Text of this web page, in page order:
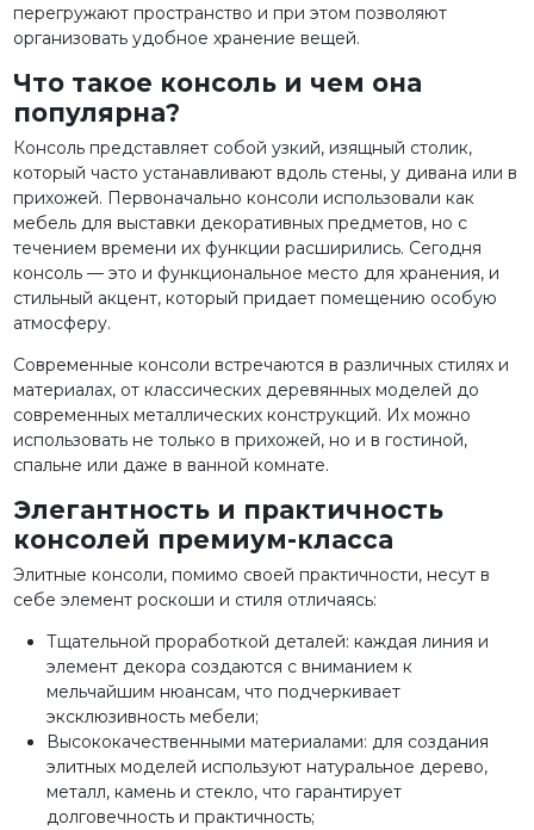
перегружают пространство и при этом позволяют
организовать удобное хранение вещей.
Что такое консоль и чем она
популярна?
Консоль представляет собой узкий, изящный столик,
который часто устанавливают вдоль стены, у дивана или в
прихожей. Первоначально консоли использовали как
мебель для выставки декоративных предметов, но с
течением времени их функции расширились. Сегодня
консоль — это и функциональное место для хранения, и
стильный акцент, который придает помещению особую
атмосферу.
Современные консоли встречаются в различных стилях и
материалах, от классических деревянных моделей до
современных металлических конструкций. Их можно
использовать не только в прихожей, но и в гостиной,
спальне или даже в ванной комнате.
Элегантность и практичность
консолей премиум-класса
Элитные консоли, помимо своей практичности, несут в
себе элемент роскоши и стиля отличаясь:
Тщательной проработкой деталей: каждая линия и
элемент декора создаются с вниманием к
мельчайшим нюансам, что подчеркивает
эксклюзивность мебели;
Высококачественными материалами: для создания
элитных моделей используют натуральное дерево,
металл, камень и стекло, что гарантирует
долговечность и практичность;